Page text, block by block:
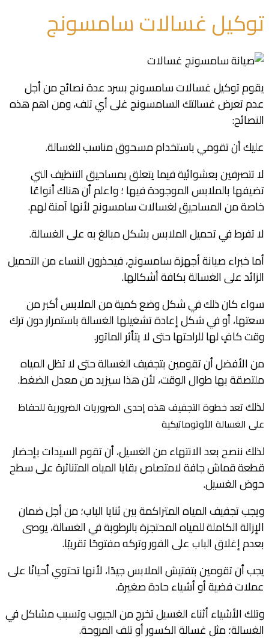
توكيل غسالات سامسونج
يقوم توكيل غسالات سامسونج بسرد عدة نصائح من أجل
عدم تعرض غسالتك السامسونج غلى أي تلف، ومن اهم هذه
النصائح:
عليك أن تقومي باستخدام مسحوق مناسب للغسالة.
لا تتصرفين بعشوائية فيما يتعلق بمساحيق التنظيف التي
تضيفها بالملابس الموجودة فيها ؛ واعلم أن هناك أنواعًا
خاصة من المساحيق لغسالات سامسونج لأنها آمنة لهم.
لا تفرط في تحميل الملابس بشكل مبالغ به على الغسالة.
أما خبراء صيانة أجهزة سامسونج، فيحذرون النساء من التحميل
الزائد على الغسالة بكافة أشكالها.
سواء كان ذلك في شكل وضع كمية من الملابس أكبر من
سعتها، أو في شكل إعادة تشغيلها الغسالة باستمرار دون ترك
وقت كافٍ لها للراحتها حتى لا يتأثر الماتور.
من الأفضل أن تقومين بتجفيف الغسالة حتى لا تظل المياه
ملتصقة بها طوال الوقت، لأن هذا سيزيد من معدل الضغط.
لذلكتعد خطوة التجفيف هذه إحدى الضروريات الضرورية للحفاظ
على الغسالة الأوتوماتيكية
لذلك ننصح بعد الانتهاء من الغسيل، أن تقوم السيدات بإحضار
قطعة قماش جافة لامتصاص بقايا المياه المتناثرة على سطح
حوض الغسيل.
ويجب تجفيف المياه المتراكمة بين ثنايا الباب؛ من أجل ضمان
الإزالة الكاملة للمياه المحتجزة بالرطوبة في الغسالة، يوصى
بعدم إغلاق الباب على الفور وتركه مفتوحًا تقريبًا.
يجب أن تقومين بتفتيش الملابس جيدًا، لأنها تحتوي أحيانًا على
عملات فضية أو أشياء حادة صغيرة.
وتلك الأشياء أثناء الغسيل تخرج من الجيوب وتسبب مشاكل في
الغسالة؛ مثل غسالة الكسور أو تلف المروحة.